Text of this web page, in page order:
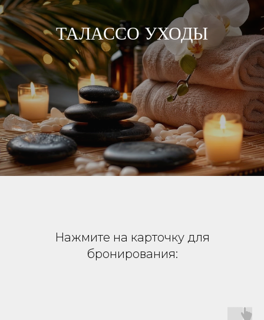
ТАЛАССО УХОДЫ
Нажмите на карточку для
бронирования: